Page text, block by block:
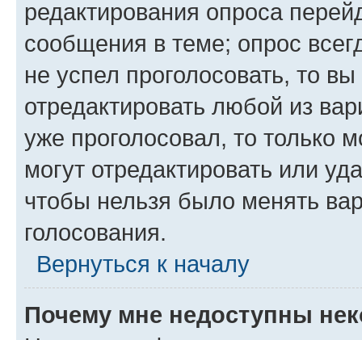
редактирования опроса
сообщения в теме; опрос
не успел проголосовать, то
отредактировать любой из
уже проголосовал, то только
могут отредактировать или
чтобы нельзя было менять
голосования.
Вернуться к началу
Почему мне недоступны